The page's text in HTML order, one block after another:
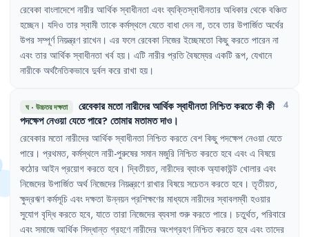
রেবেকা বাংলাদেশে নারীর আর্থিক স্বাধীনতা এবং ব্যক্তিস্বাধীনতার অধিকার থেকে বঞ্চিত
হচ্ছেন। যদিও তার স্বামী তাকে কর্মস্থলে যেতে বাধা দেন না, তবে তার উপার্জিত অর্থের
উপর সম্পূর্ণ নিয়ন্ত্রণ রাখেন। এর ফলে রেবেকা নিজের ইচ্ছেমতো কিছু করতে পারেন না
এবং তার আর্থিক স্বাধীনতা খর্ব হয় । এটি নারীর প্রতি বৈষম্যের একটি রূপ, যেখানে
নারীকে অর্থনৈতিকভাবে দুর্বল করে রাখা হয় ।
ঘ· উচ্চতর দক্ষতা রেবেকারমতোনারীদেরআর্থিকস্বাধীনতানিশ্চিতকরতেকীকী
পদক্ষেপনেওয়াযেতেপারে?তোমারমতামতদাও।
4
রেবেকার মতো নারীদের আর্থিক স্বাধীনতা নিশ্চিত করতে বেশ কিছু পদক্ষেপ নেওয়া যেতে
পারে । প্রথমত, কর্মস্থলে নারী-পুরুষের সমান মজুরি নিশ্চিত করতে হবে এবং এ বিষয়ে
কঠোর আইন প্রয়োগ করতে হবে । দ্বিতীয়ত, নারীদের ব্যাংক অ্যাকাউন্ট খোলার এবং
নিজেদের উপার্জিত অর্থ নিজেদের নিয়ন্ত্রণে রাখার বিষয়ে সচেতন করতে হবে । তৃতীয়ত,
ক্ষুদ্রঋণ কর্মসূচি এবং দক্ষতা উন্নয়ন প্রশিক্ষণের মাধ্যমে নারীদের স্বাবলম্বী হওয়ার
সুযোগ বৃদ্ধি করতে হবে, যাতে তারা নিজেদের ব্যবসা শুরু করতে পারে । চতুর্থত, পরিবারে
এবং সমাজে আর্থিক সিদ্ধান্ত গ্রহণে নারীদের অংশগ্রহণ নিশ্চিত করতে হবে এবং তাদের